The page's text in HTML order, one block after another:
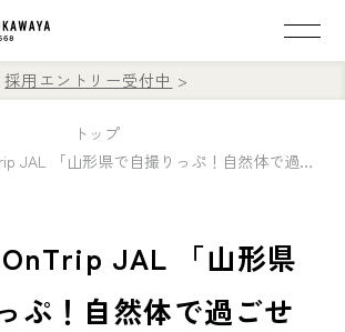
採用エントリー受付中
トップ
日本航空 OnTrip JAL 「山形県で自撮りっぷ！自然体で過ごせる静かな場所を求めて」で紹介されました。
JAL 「山形県
ぷ！自然体で過ごせ